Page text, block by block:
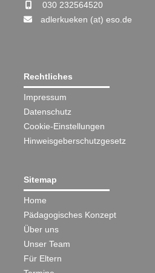
030 232564520
adlerkueken (at) eso.de
Rechtliches
Impressum
Datenschutz
Cookie-Einstellungen
Hinweisgeberschutzgesetz
Sitemap
Home
Pädagogisches Konzept
Über uns
Unser Team
Für Eltern